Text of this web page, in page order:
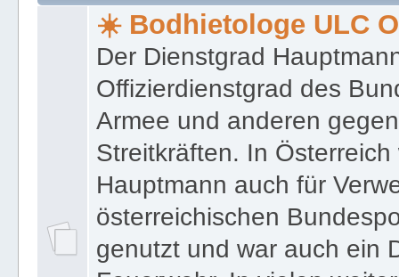
☀️ Bodhietologe ULC
Der Dienstgrad
Offizierdienstgrad des
Armee und anderen
Streitkräften. In
Hauptmann auch für
österreichischen
genutzt und war auch ein